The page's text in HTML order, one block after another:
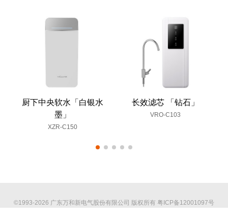
厨下中央软水「白银水
墨」
XZR-C150
长效滤芯 「钻石」
VRO-C103
©1993-2026 广东万和新电气股份有限公司 版权所有 粤ICP备12001097号